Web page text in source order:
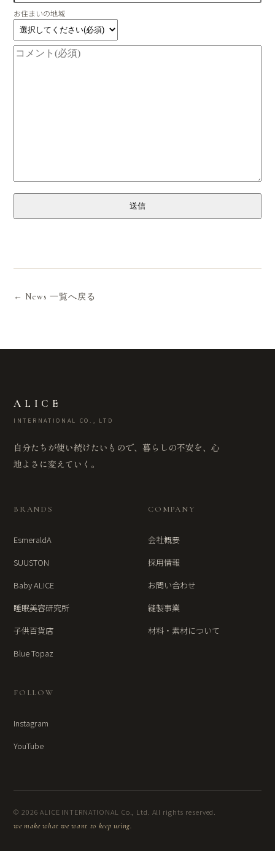
お住まいの地域
送信
← News 一覧へ戻る
ALICE
INTERNATIONAL CO., LTD
自分たちが使い続けたいもので、暮らしの不安を、心
地よさに変えていく。
BRANDS
EsmeraldA
SUUSTON
Baby ALICE
睡眠美容研究所
子供百貨店
Blue Topaz
COMPANY
会社概要
採用情報
お問い合わせ
縫製事業
材料・素材について
FOLLOW
Instagram
YouTube
© 2026 ALICE INTERNATIONAL Co., Ltd. All rights reserved.
we make what we want to keep using.